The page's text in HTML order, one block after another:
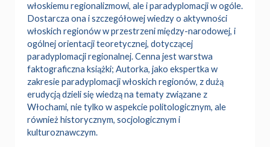
włoskiemu regionalizmowi, ale i paradyplomacji w ogóle.
Dostarcza ona i szczegółowej wiedzy o aktywności
włoskich regionów w przestrzeni między-narodowej, i
ogólnej orientacji teoretycznej, dotyczącej
paradyplomacji regionalnej. Cenna jest warstwa
faktograficzna książki; Autorka, jako ekspertka w
zakresie paradyplomacji włoskich regionów, z dużą
erudycją dzieli się wiedzą na tematy związane z
Włochami, nie tylko w aspekcie politologicznym, ale
również historycznym, socjologicznym i
kulturoznawczym.